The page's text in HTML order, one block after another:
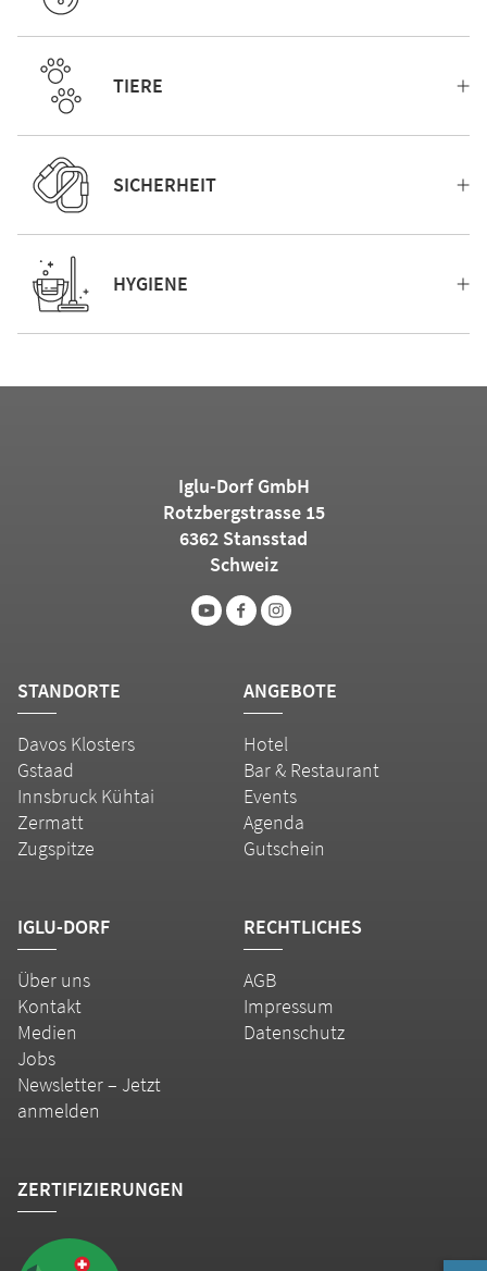
TIERE
SICHERHEIT
HYGIENE
Iglu-Dorf GmbH
Rotzbergstrasse 15
6362 Stansstad
Schweiz
STANDORTE
Davos Klosters
Gstaad
Innsbruck Kühtai
Zermatt
Zugspitze
ANGEBOTE
Hotel
Bar & Restaurant
Events
Agenda
Gutschein
IGLU-DORF
Über uns
Kontakt
Medien
Jobs
Newsletter – Jetzt
anmelden
RECHTLICHES
AGB
Impressum
Datenschutz
ZERTIFIZIERUNGEN